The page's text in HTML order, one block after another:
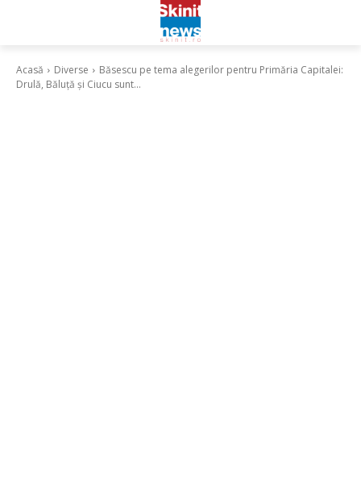
Acasă Diverse
Băsescu pe tema alegerilor pentru Primăria Capitalei:
Drulă, Băluţă și Ciucu sunt...